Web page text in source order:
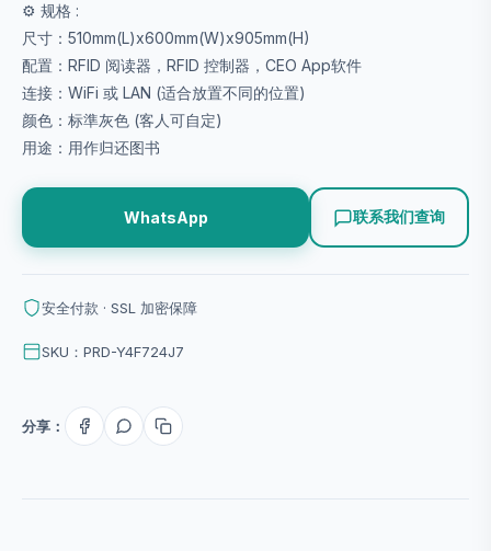
⚙️ 规格 :
尺寸：510mm(L)x600mm(W)x905mm(H)
配置：RFID 阅读器，RFID 控制器，CEO App软件
连接：WiFi 或 LAN (适合放置不同的位置)
颜色：标準灰色 (客人可自定)
用途：用作归还图书
WhatsApp 联系我们查询
安全付款 · SSL 加密保障
SKU：PRD-Y4F724J7
分享：